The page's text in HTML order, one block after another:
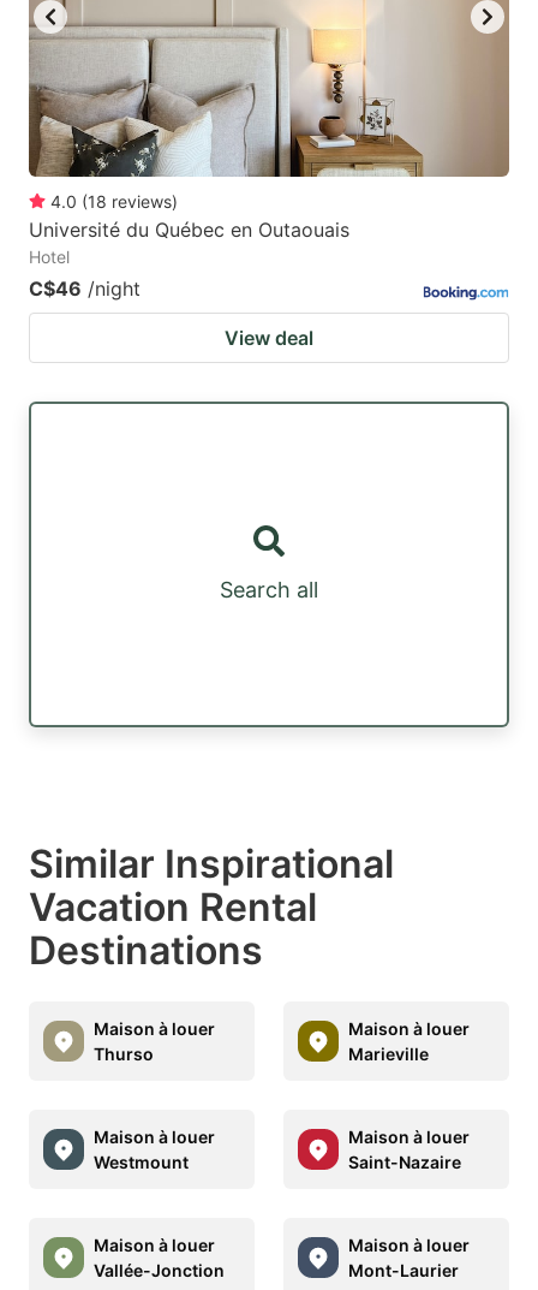
4.0 (18 reviews)
Université du Québec en Outaouais
Hotel
C$46 /night
View deal
Search all
Similar Inspirational
Vacation Rental
Destinations
Maison à louer
Thurso
Maison à louer
Marieville
Maison à louer
Westmount
Maison à louer
Saint-Nazaire
Maison à louer
Vallée-Jonction
Maison à louer
Mont-Laurier